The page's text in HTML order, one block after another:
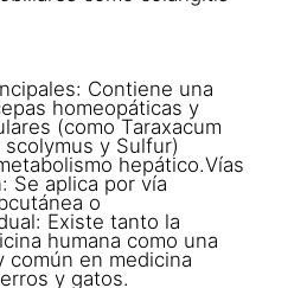
Contiene una
homeopáticas y
(como Taraxacum
y Sulfur)
hepático.Vías
Se aplica por vía
o
Existe tanto la
humana como una
común en medicina
y gatos.